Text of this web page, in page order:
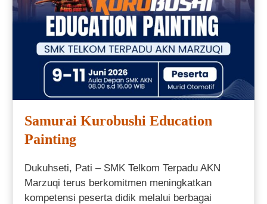
Samurai Kurobushi Education
Painting
Dukuhseti, Pati – SMK Telkom Terpadu AKN
Marzuqi terus berkomitmen meningkatkan
kompetensi peserta didik melalui berbagai